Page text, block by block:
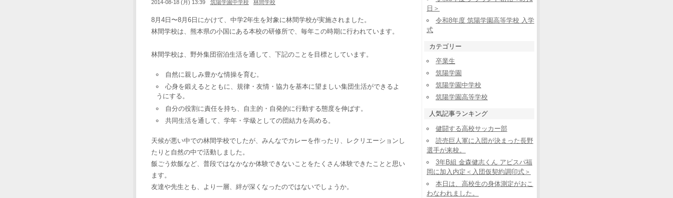
2014-08-18 (月) 13:39 筑陽学園中学校 林間学校
8月4日〜8月6日にかけて、中学2年生を対象に林間学校が実施されました。
林間学校は、熊本県の小国にある本校の研修所で、毎年この時期に行われています。
林間学校は、野外集団宿泊生活を通して、下記のことを目標としています。
自然に親しみ豊かな情操を育む。
心身を鍛えるとともに、規律・友情・協力を基本に望ましい集団生活ができるよ
うにする。
自分の役割に責任を持ち、自主的・自発的に行動する態度を伸ばす。
共同生活を通して、学年・学級としての団結力を高める。
天候が悪い中での林間学校でしたが、みんなでカレーを作ったり、レクリエーションし
たりと自然の中で活動しました。
飯ごう炊飯など、普段ではなかなか体験できないことをたくさん体験できたことと思い
ます。
友達や先生とも、より一層、絆が深くなったのではないでしょうか。
日＞
令和8年度 筑陽学園高等学校 入学
式
カテゴリー
卒業生
筑陽学園
筑陽学園中学校
筑陽学園高等学校
人気記事ランキング
健闘する高校サッカー部
読売巨人軍に入団が決まった長野
選手が来校。
3年B組 金森健志くん アビスパ福
岡に加入内定＜入団仮契約調印式＞
本日は、高校生の身体測定がおこ
わなわれました。